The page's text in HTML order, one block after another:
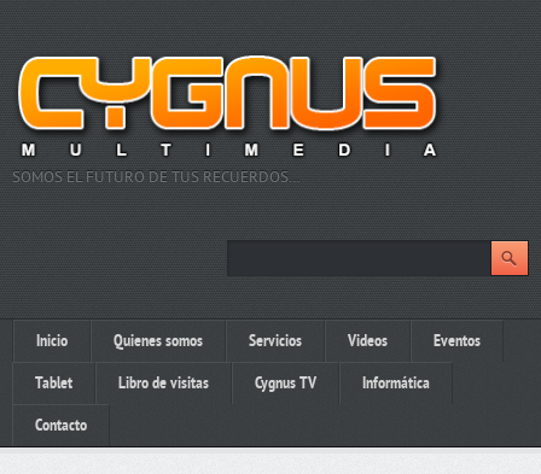
SOMOS EL FUTURO DE TUS RECUERDOS…
Inicio Quienes somos Servicios Videos Eventos
Tablet Libro de visitas Cygnus TV Informática
Contacto